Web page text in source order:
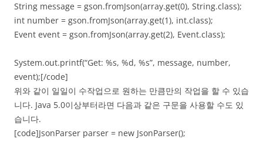
String message = gson.fromJson(array.get(0), String.class);
int number = gson.fromJson(array.get(1), int.class);
Event event = gson.fromJson(array.get(2), Event.class);
System.out.printf(“Get: %s, %d, %s”, message, number,
event);[/code]
위와 같이 일일이 수작업으로 원하는 만큼만의 작업을 할 수 있습
니다. Java 5.0이상부터라면 다음과 같은 구문을 사용할 수도 있
습니다.
[code]JsonParser parser = new JsonParser();